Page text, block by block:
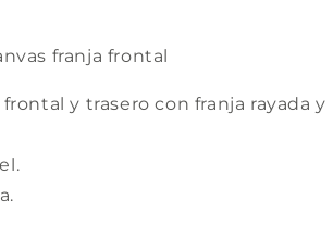
franja frontal
y trasero con franja rayada y